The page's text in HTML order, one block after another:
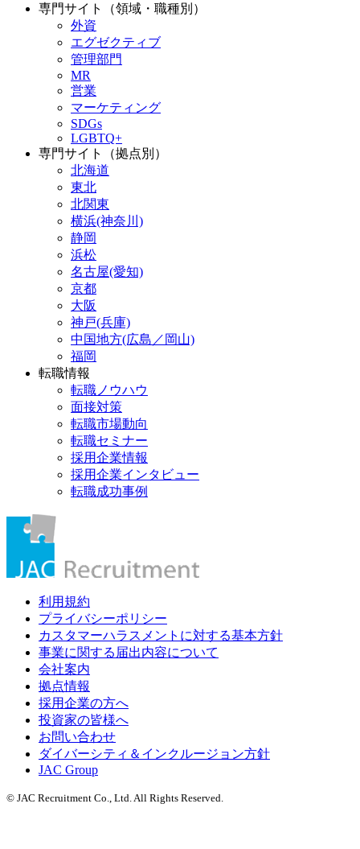
専門サイト（領域・職種別）
外資
エグゼクティブ
管理部門
MR
営業
マーケティング
SDGs
LGBTQ+
専門サイト（拠点別）
北海道
東北
北関東
横浜(神奈川)
静岡
浜松
名古屋(愛知)
京都
大阪
神戸(兵庫)
中国地方(広島／岡山)
福岡
転職情報
転職ノウハウ
面接対策
転職市場動向
転職セミナー
採用企業情報
採用企業インタビュー
転職成功事例
利用規約
プライバシーポリシー
カスタマーハラスメントに対する基本方針
事業に関する届出内容について
会社案内
拠点情報
採用企業の方へ
投資家の皆様へ
お問い合わせ
ダイバーシティ＆インクルージョン方針
JAC Group
© JAC Recruitment Co., Ltd. All Rights Reserved.